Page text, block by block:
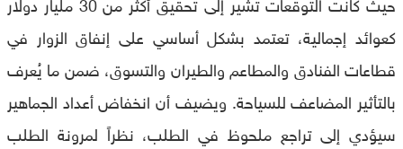
كعوائد إجمالية، تعتمد بشكل أساسي على إنفاق الزوار في
قطاعات الفنادق والمطاعم والطيران والتسوق، ضمن ما يُعرف
بالتأثير المضاعف للسياحة. ويضيف أن انخفاض أعداد الجماهير
سيؤدي إلى تراجع ملحوظ في الطلب، نظراً لمرونة الطلب